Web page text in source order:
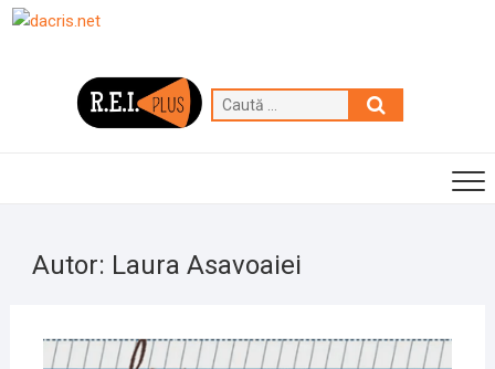
Skip
Caută
…
Autor: Laura Asavoaiei